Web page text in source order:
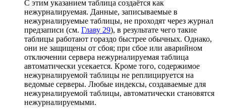
С этим указанием таблица создаётся как
нежурналируемая. Данные, записываемые в
нежурналируемые таблицы, не проходят через журнал
предзаписи (см. Главу 29), в результате чего такие
таблицы работают гораздо быстрее обычных. Однако,
они не защищены от сбоя; при сбое или аварийном
отключении сервера нежурналируемая таблица
автоматически усекается. Кроме того, содержимое
нежурналируемой таблицы не реплицируется на
ведомые серверы. Любые индексы, создаваемые для
нежурналируемой таблицы, автоматически становятся
нежурналируемыми.